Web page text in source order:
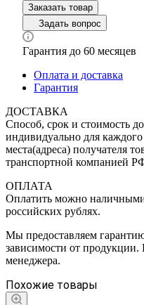
Заказать товар
Задать вопрос
Гарантия до 60 месяцев
Оплата и доставка
Гарантия
ДОСТАВКА
Способ, срок и стоимость
индивидуально для
места(адреса) получателя
транспортной компанией
ОПЛАТА
Оплатить можно
российских рублях.
Мы предоставляем
зависимости от продукции.
менеджера.
Похожие товары